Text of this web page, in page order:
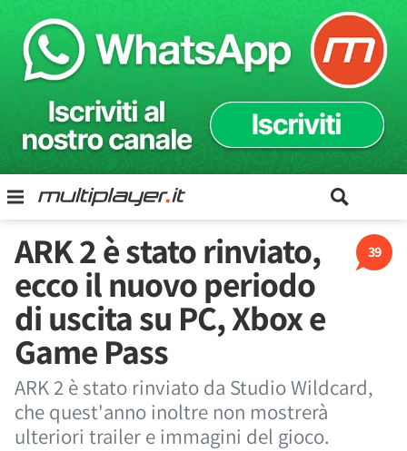
39
ARK 2 è stato rinviato,
ecco il nuovo periodo
di uscita su PC, Xbox e
Game Pass
ARK 2 è stato rinviato da Studio Wildcard,
che quest'anno inoltre non mostrerà
ulteriori trailer e immagini del gioco.